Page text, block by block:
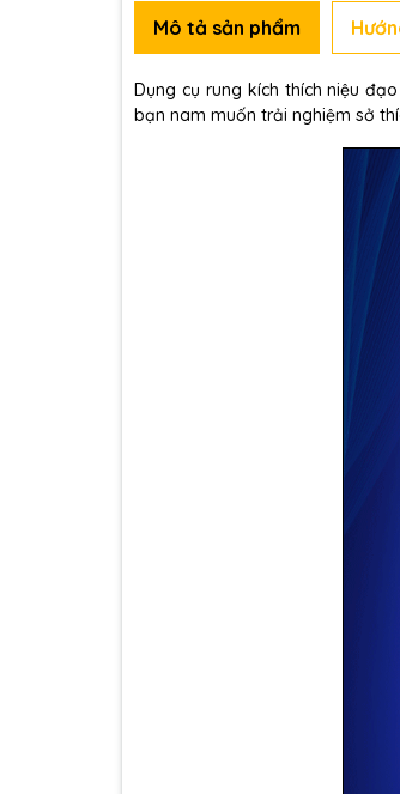
Mô tả sản phẩm
Dụng cụ rung kích thích niệu
bạn nam muốn trải nghiệm sở